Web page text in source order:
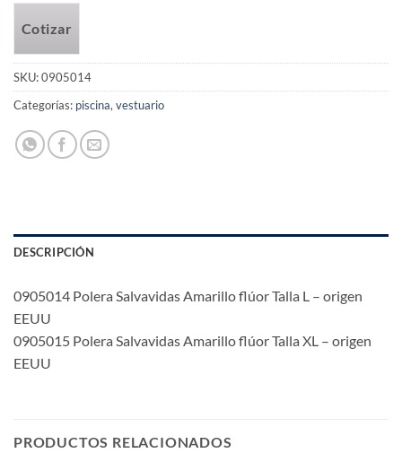
Cotizar
SKU:0905014
Categorías: piscina, vestuario
DESCRIPCIÓN
0905014 Polera Salvavidas Amarillo flúor Talla L – origen
EEUU
0905015 Polera Salvavidas Amarillo flúor Talla XL – origen
EEUU
PRODUCTOS RELACIONADOS